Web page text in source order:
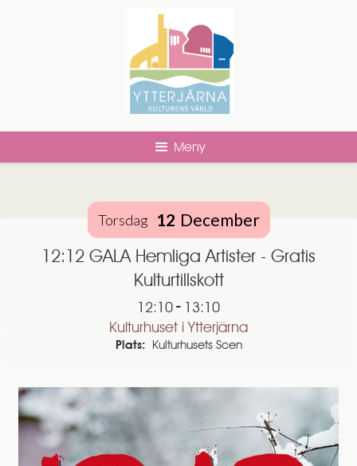
Meny
Torsdag 12 December
12:12 GALA Hemliga Artister - Gratis
Kulturtillskott
12:10- 13:10
Kulturhuset i Ytterjärna
Plats: Kulturhusets Scen